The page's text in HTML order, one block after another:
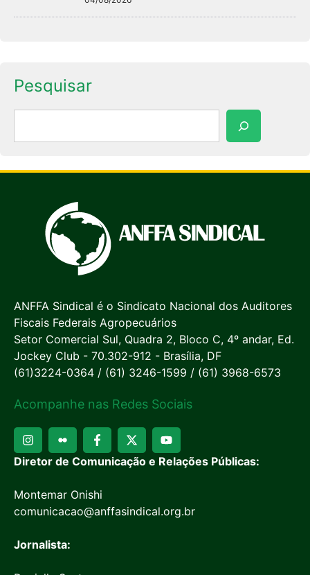
Pesquisar
ANFFA Sindical é o Sindicato Nacional dos Auditores
Fiscais Federais Agropecuários
Setor Comercial Sul, Quadra 2, Bloco C, 4º andar, Ed.
Jockey Club - 70.302-912 - Brasília, DF
(61)3224-0364 / (61) 3246-1599 / (61) 3968-6573
Acompanhe nas Redes Sociais
Diretor de Comunicação e Relações Públicas:
Montemar Onishi
comunicacao@anffasindical.org.br
Jornalista: